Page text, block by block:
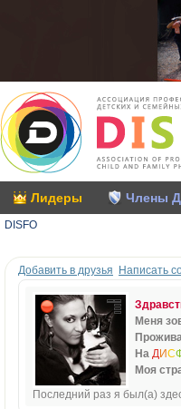
Лидеры Члены
DISFO
Добавить в друзья Написать
Меня
На ДИС
Моя
Последний раз я был(а)